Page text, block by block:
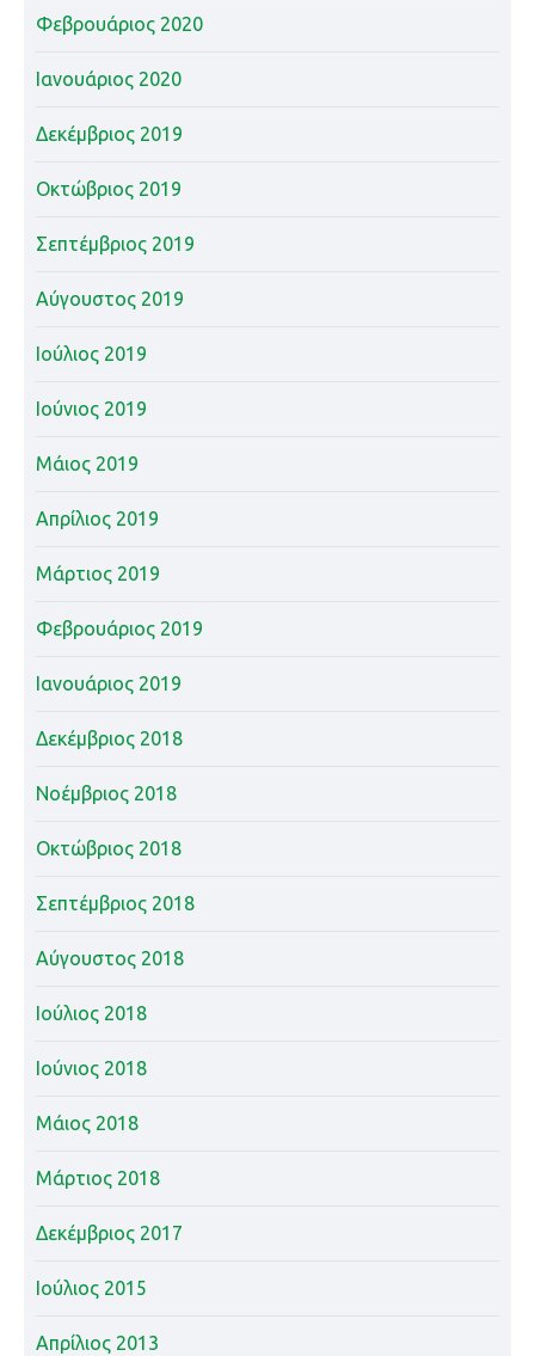
Φεβρουάριος 2020
Ιανουάριος 2020
Δεκέμβριος 2019
Οκτώβριος 2019
Σεπτέμβριος 2019
Αύγουστος 2019
Ιούλιος 2019
Ιούνιος 2019
Μάιος 2019
Απρίλιος 2019
Μάρτιος 2019
Φεβρουάριος 2019
Ιανουάριος 2019
Δεκέμβριος 2018
Νοέμβριος 2018
Οκτώβριος 2018
Σεπτέμβριος 2018
Αύγουστος 2018
Ιούλιος 2018
Ιούνιος 2018
Μάιος 2018
Μάρτιος 2018
Δεκέμβριος 2017
Ιούλιος 2015
Απρίλιος 2013